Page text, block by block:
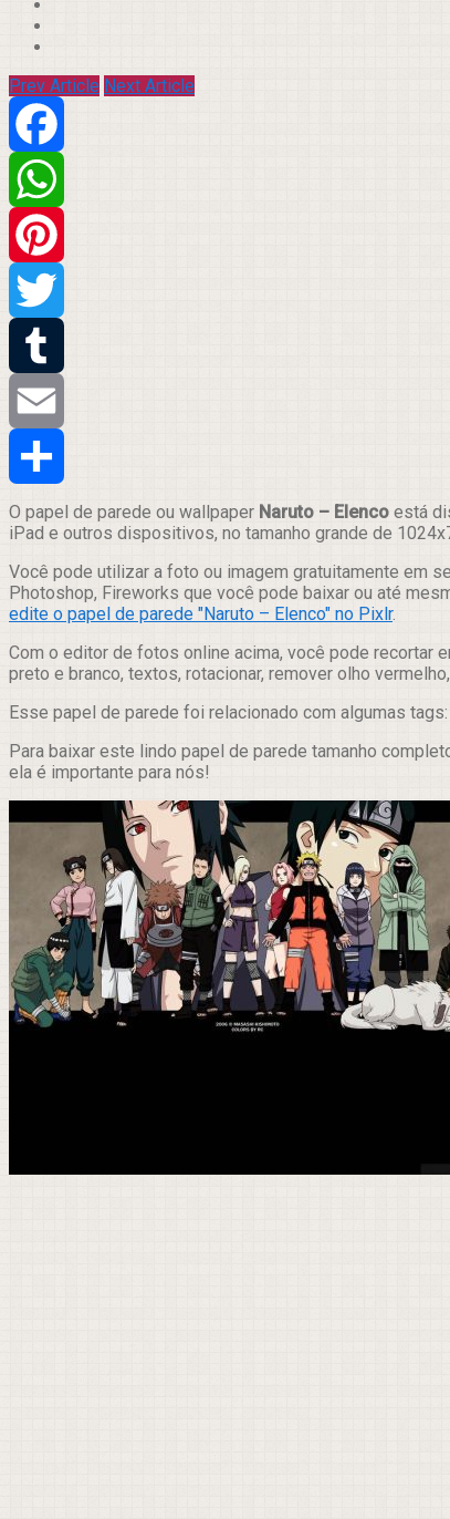
Prev Article Next Article
Facebook
WhatsApp
Pinterest
Twitter
Tumblr
Email
Compartilhar
O papel de parede ou wallpaper Naruto – Elenco está
iPad e outros dispositivos, no tamanho grande de
Você pode utilizar a foto ou imagem gratuitamente em
Photoshop, Fireworks que você pode baixar ou até
edite o papel de parede "Naruto – Elenco" no Pixlr.
Com o editor de fotos online acima, você pode recortar
preto e branco, textos, rotacionar, remover olho
Esse papel de parede foi relacionado com algumas tags:
Para baixar este lindo papel de parede tamanho
ela é importante para nós!